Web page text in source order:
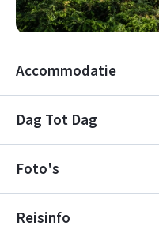
Accommodatie
Dag Tot Dag
Foto's
Reisinfo